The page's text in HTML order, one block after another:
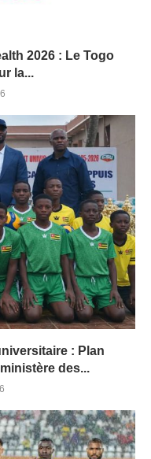
2026 : Le Togo
la...
: Plan
des...